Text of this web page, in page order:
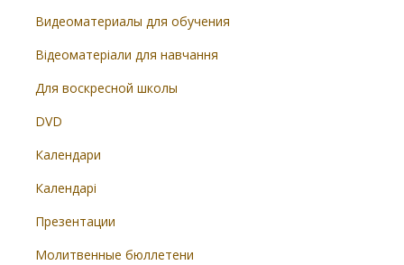
Видеоматериалы для обучения
Відеоматеріали для навчання
Для воскресной школы
DVD
Календари
Календарі
Презентации
Молитвенные бюллетени